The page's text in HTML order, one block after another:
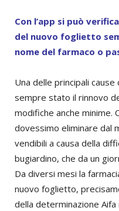
Con l’app si può
del nuovo foglietto
nome del farmaco o
Una delle principali
sempre stato il rinnovo
modifiche anche minime.
dovessimo eliminare dal
vendibili a causa della
bugiardino, che da un
Da diversi mesi la
nuovo foglietto,
della determinazione